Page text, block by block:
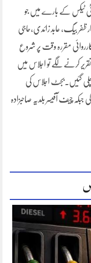
ٹیکس کے بارے میں جو
ظفر بیگ، عابد زائدی،حاجی
مقررہ وقت پر شروع
کرنے لگے تو اجلاس میں
چلی گئیں۔بجٹ اجلاس کی
چیف آفیسر بلدیہ صاحبزادہ